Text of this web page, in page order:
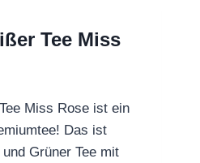
Tee Miss
Miss Rose ist ein
Das ist
Grüner Tee mit